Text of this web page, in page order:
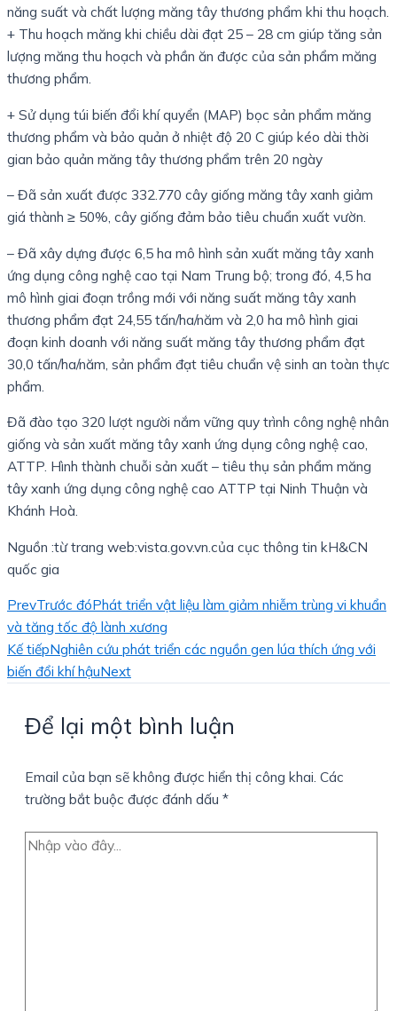
năng suất và chất lượng măng tây thương phẩm khi thu hoạch.
+ Thu hoạch măng khi chiều dài đạt 25 – 28 cm giúp tăng sản
lượng măng thu hoạch và phần ăn được của sản phẩm măng
thương phẩm.
+ Sử dụng túi biến đổi khí quyển (MAP) bọc sản phẩm măng
thương phẩm và bảo quản ở nhiệt độ 20 C giúp kéo dài thời
gian bảo quản măng tây thương phẩm trên 20 ngày
– Đã sản xuất được 332.770 cây giống măng tây xanh giảm
giá thành ≥ 50%, cây giống đảm bảo tiêu chuẩn xuất vườn.
– Đã xây dựng được 6,5 ha mô hình sản xuất măng tây xanh
ứng dụng công nghệ cao tại Nam Trung bộ; trong đó, 4,5 ha
mô hình giai đoạn trồng mới với năng suất măng tây xanh
thương phẩm đạt 24,55 tấn/ha/năm và 2,0 ha mô hình giai
đoạn kinh doanh với năng suất măng tây thương phẩm đạt
30,0 tấn/ha/năm, sản phẩm đạt tiêu chuẩn vệ sinh an toàn thực
phẩm.
Đã đào tạo 320 lượt người nắm vững quy trình công nghệ nhân
giống và sản xuất măng tây xanh ứng dụng công nghệ cao,
ATTP. Hình thành chuỗi sản xuất – tiêu thụ sản phẩm măng
tây xanh ứng dụng công nghệ cao ATTP tại Ninh Thuận và
Khánh Hoà.
Nguồn :từ trang web:vista.gov.vn.của cục thông tin kH&CN
quốc gia
PrevTrước đóPhát triển vật liệu làm giảm nhiễm trùng vi khuẩn
và tăng tốc độ lành xương
Kế tiếpNghiên cứu phát triển các nguồn gen lúa thích ứng với
biến đổi khí hậuNext
Để lại một bình luận
Email của bạn sẽ không được hiển thị công khai. Các
trường bắt buộc được đánh dấu *
Nhập